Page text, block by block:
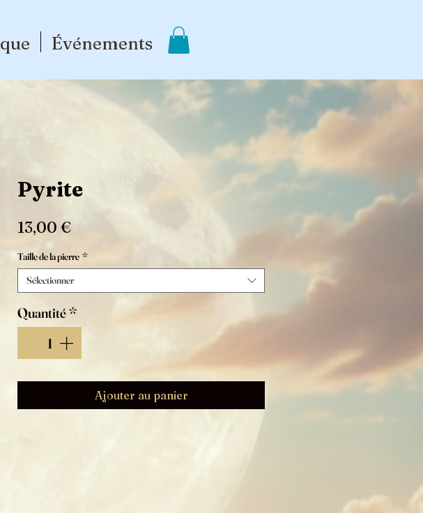
Événements
Pyrite
13,00 €Prix
Taille de la pierre *
Sélectionner
Quantité*
Ajouter au panier